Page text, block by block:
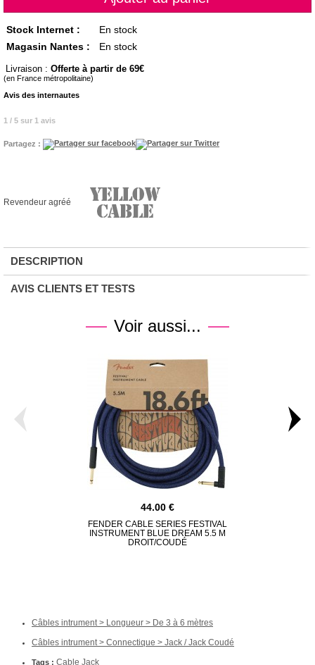
Stock Internet :
En stock
Magasin Nantes :
En stock
Livraison : Offerte à partir de 69
(en France métropolitaine)
Avis des internautes
1 / 5 sur 1 avis
Partagez :
Revendeur agréé
DESCRIPTION
AVIS CLIENTS ET TESTS
Voir aussi...
44.00
FENDER CABLE SERIES FESTIVAL
INSTRUMENT BLUE DREAM 5.5 M
DROIT/COUDÉ
Câbles intrument > Longueur > De 3 à 6 mètres
Câbles intrument > Connectique > Jack / Jack Coudé
Tags : Cable Jack